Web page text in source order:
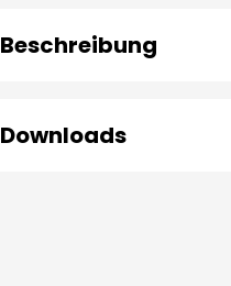
Beschreibung
Downloads